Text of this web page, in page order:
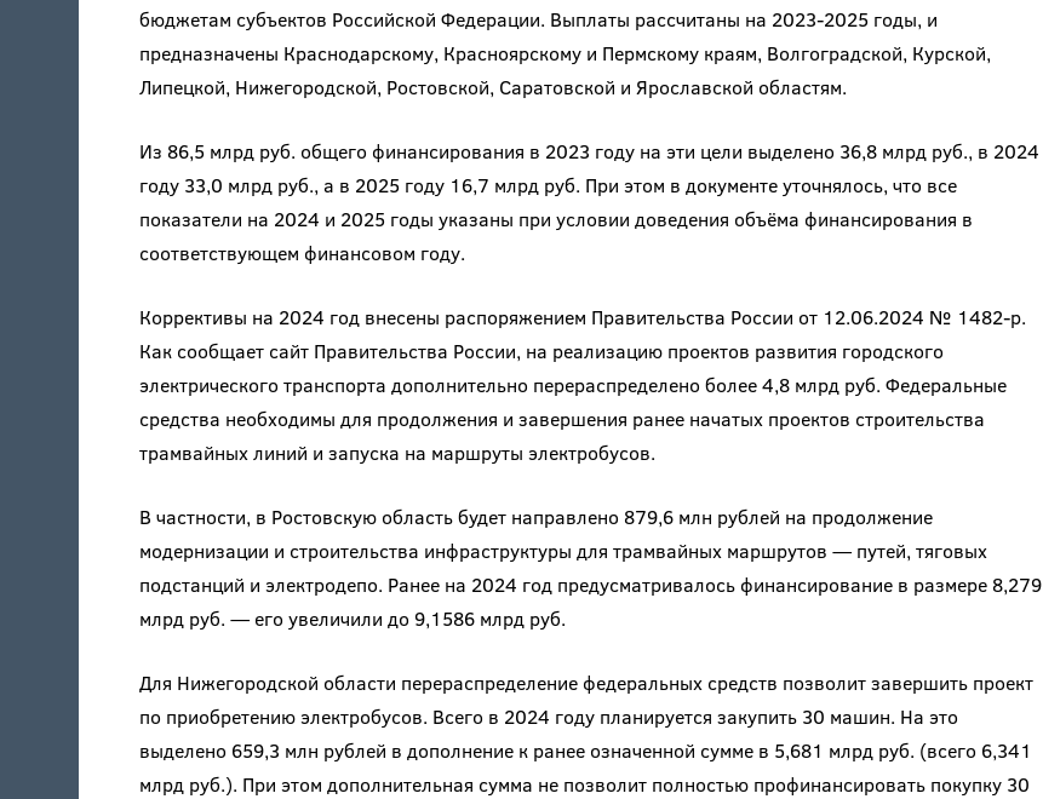
бюджетам субъектов Российской Федерации. Выплаты рассчитаны на 2023-2025 годы, и
предназначены Краснодарскому, Красноярскому и Пермскому краям, Волгоградской, Курской,
Липецкой, Нижегородской, Ростовской, Саратовской и Ярославской областям.
Из 86,5 млрд руб. общего финансирования в 2023 году на эти цели выделено 36,8 млрд руб., в 2024
году 33,0 млрд руб., а в 2025 году 16,7 млрд руб. При этом в документе уточнялось, что все
показатели на 2024 и 2025 годы указаны при условии доведения объёма финансирования в
соответствующем финансовом году.
Коррективы на 2024 год внесены распоряжением Правительства России от 12.06.2024 № 1482-р.
Как сообщает сайт Правительства России, на реализацию проектов развития городского
электрического транспорта дополнительно перераспределено более 4,8 млрд руб. Федеральные
средства необходимы для продолжения и завершения ранее начатых проектов строительства
трамвайных линий и запуска на маршруты электробусов.
В частности, в Ростовскую область будет направлено 879,6 млн рублей на продолжение
модернизации и строительства инфраструктуры для трамвайных маршрутов — путей, тяговых
подстанций и электродепо. Ранее на 2024 год предусматривалось финансирование в размере 8,279
млрд руб. — его увеличили до 9,1586 млрд руб.
Для Нижегородской области перераспределение федеральных средств позволит завершить проект
по приобретению электробусов. Всего в 2024 году планируется закупить 30 машин. На это
выделено 659,3 млн рублей в дополнение к ранее означенной сумме в 5,681 млрд руб. (всего 6,341
млрд руб.). При этом дополнительная сумма не позволит полностью профинансировать покупку 30